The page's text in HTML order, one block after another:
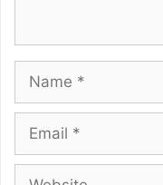
Name
Email
Website